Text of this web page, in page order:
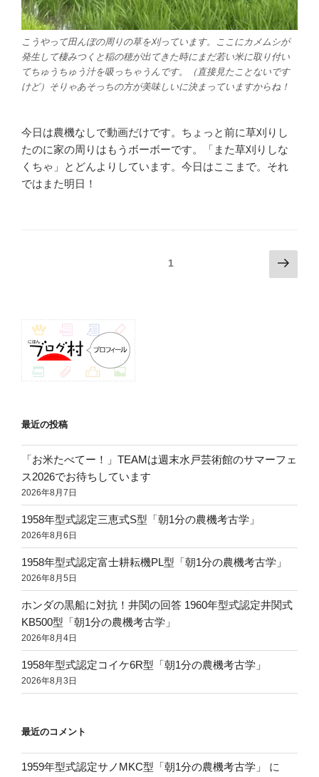
こうやって田んぼの周りの草を刈っています。ここにカメムシが
発生して棲みつくと稲の穂が出てきた時にまだ若い米に取り付い
てちゅうちゅう汁を吸っちゃうんです。（直接見たことないです
けど）そりゃあそっちの方が美味しいに決まっていますからね！
今日は農機なしで動画だけです。ちょっと前に草刈りし
たのに家の周りはもうボーボーです。「また草刈りしな
くちゃ」とどんよりしています。今日はここまで。それ
ではまた明日！
ビ
ゲ
ー
シ
ン
1
次
の
最近の投稿
「お米たべてー！」TEAMは週末水戸芸術館のサマーフェ
ス2026でお待ちしています
2026年8月7日
1958年型式認定三恵式S型「朝1分の農機考古学」
2026年8月6日
1958年型式認定富士耕耘機PL型「朝1分の農機考古学」
2026年8月5日
ホンダの黒船に対抗！井関の回答 1960年型式認定井関式
KB500型「朝1分の農機考古学」
2026年8月4日
1958年型式認定コイケ6R型「朝1分の農機考古学」
2026年8月3日
最近のコメント
1959年型式認定サノMKC型「朝1分の農機考古学」 に